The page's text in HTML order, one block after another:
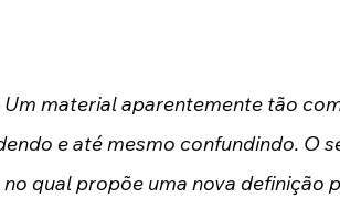
Um material aparentemente tão
e até mesmo confundindo. O
qual propõe uma nova definição